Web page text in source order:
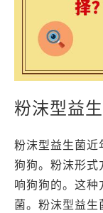
粉沫型益
粉沫型益生菌
狗狗。粉沫形
响狗狗的。这
菌。粉沫型益